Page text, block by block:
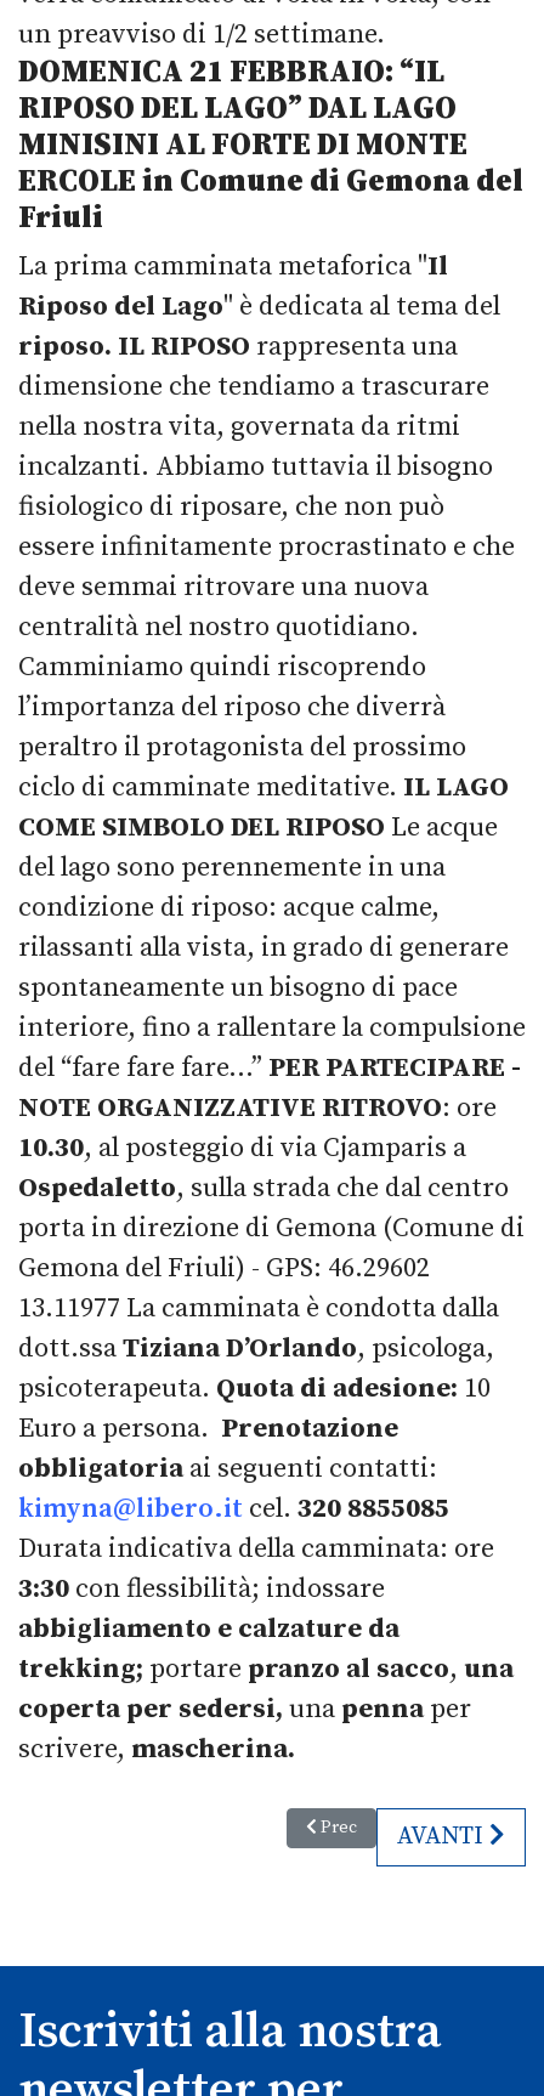
un preavviso di 1/2 settimane.
DOMENICA 21 FEBBRAIO: “IL
RIPOSO DEL LAGO” DAL LAGO
MINISINI AL FORTE DI MONTE
ERCOLEin Comune di Gemona del
Friuli
La prima camminata metaforica "Il
Riposo del Lago" è dedicata al tema del
riposo. IL RIPOSO rappresenta una
dimensione che tendiamo a trascurare
nella nostra vita, governata da ritmi
incalzanti. Abbiamo tuttavia il bisogno
fisiologico di riposare, che non può
essere infinitamente procrastinato e che
deve semmai ritrovare una nuova
centralità nel nostro quotidiano.
Camminiamo quindi riscoprendo
l’importanza del riposo che diverrà
peraltro il protagonista del prossimo
ciclo di camminate meditative. IL LAGO
COME SIMBOLO DEL RIPOSO Le acque
del lago sono perennemente in una
condizione di riposo: acque calme,
rilassanti alla vista, in grado di generare
spontaneamente un bisogno di pace
interiore, fino a rallentare la compulsione
del “fare fare fare…” PER PARTECIPARE -
NOTE ORGANIZZATIVE RITROVO: ore
10.30, al posteggio di via Cjamparis a
Ospedaletto, sulla strada che dal centro
porta in direzione di Gemona (Comune di
Gemona del Friuli) - GPS: 46.29602
13.11977 La camminata è condotta dalla
dott.ssaTiziana D’Orlando, psicologa,
psicoterapeuta. Quota di adesione: 10
Euro a persona. Prenotazione
obbligatoriaai seguenti contatti:
kimyna@libero.it cel. 320 8855085
Durata indicativa della camminata: ore
3:30 con flessibilità; indossare
abbigliamento e calzature da
trekking; portare pranzo al sacco, una
coperta per sedersi, una pennaper
scrivere, mascherina.
Articolo precedente: Visite
Prec ARTICOLO
AVANTI
Iscriviti alla nostra